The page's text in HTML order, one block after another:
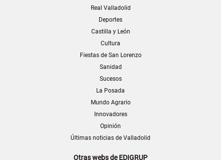
Real Valladolid
Deportes
Castilla y León
Cultura
Fiestas de San Lorenzo
Sanidad
Sucesos
La Posada
Mundo Agrario
Innovadores
Opinión
Últimas noticias de Valladolid
Otras webs de EDIGRUP